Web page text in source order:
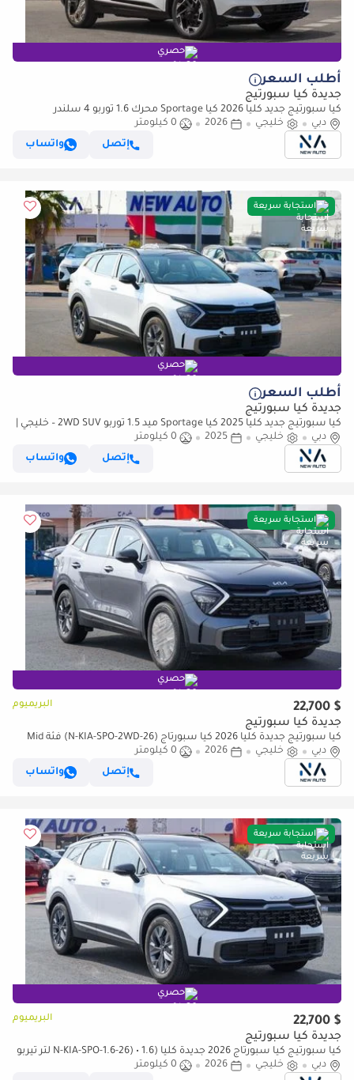
حصري
أطلب السعر
جديدة كيا سبورتيج
كيا سبورتيج جديد كلياً 2026 كيا Sportage محرك 1.6 توربو 4 سلندر
هاتشباك – خليجي | جاهز للتصدير
دبي خليجي 2026
0 كيلومتر
إتصل
واتساب
استجابة سريعة
حصري
أطلب السعر
جديدة كيا سبورتيج
كيا سبورتيج جديد كلياً 2025 كيا Sportage ميد 1.5 توربو 2WD SUV – خليجي |
جاهز للتصدير (للتصدير فقط)
دبي خليجي 2025
0 كيلومتر
إتصل
واتساب
استجابة سريعة
حصري
$ 22,700 البريميوم
جديدة كيا سبورتيج
كيا سبورتيج جديدة كلياً 2026 كيا سبورتاج (N-KIA-SPO-2WD-26) فئة Mid
1.5L تيربو | 4 سلندر | SUV | مواصفات خليجية (للتصدير فقط)دبي خليجي 2026
0 كيلومتر
إتصل
واتساب
استجابة سريعة
حصري
$ 22,700 البريميوم
جديدة كيا سبورتيج
كيا سبورتيج كيا سبورتاج 2026 جديدة كلياً (N-KIA-SPO-1.6-26) • 1.6 لتر تيربو
| 5 ركاب | هاتشباك | مواصفات خليجية (للتصدير فقط)
دبي خليجي 2026 0 كيلومتر